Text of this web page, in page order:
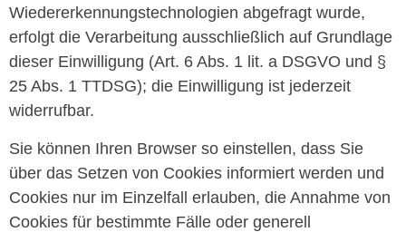
Wiedererkennungstechnologien abgefragt wurde,
erfolgt die Verarbeitung ausschließlich auf Grundlage
dieser Einwilligung (Art. 6 Abs. 1 lit. a DSGVO und §
25 Abs. 1 TTDSG); die Einwilligung ist jederzeit
widerrufbar.
Sie können Ihren Browser so einstellen, dass Sie
über das Setzen von Cookies informiert werden und
Cookies nur im Einzelfall erlauben, die Annahme von
Cookies für bestimmte Fälle oder generell